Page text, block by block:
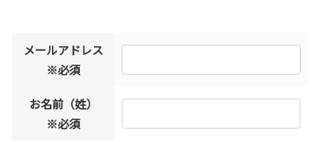
メールアドレス
※必須
お名前（姓）
※必須